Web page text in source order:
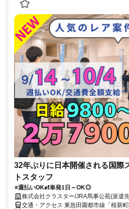
32年ぶりに日本開催される国際
トスタッフ
⭐週払いOK✊❗単発1日～OK◎
株式会社クラスター/JRA馬事公苑(派遣
交通・アクセス 東急田園都市線「桜新